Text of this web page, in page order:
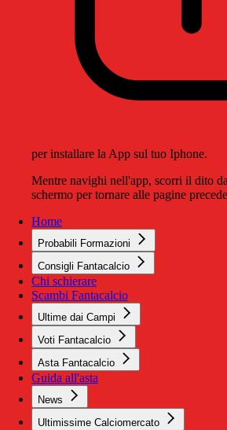
per installare la App sul tuo Iphone.
Mentre navighi nell'app, scorri il dito
schermo per tornare alle pagine
Home
Probabili Formazioni
Consigli Fantacalcio
Chi schierare
Scambi Fantacalcio
Ultime dai Campi
Voti Fantacalcio
Asta Fantacalcio
Guida all'asta
News
Ultimissime Calciomercato